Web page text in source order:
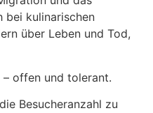
bei kulinarischen
über Leben und Tod,
– offen und tolerant.
Besucheranzahl zu